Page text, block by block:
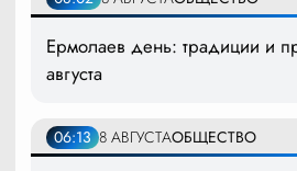
Ермолаев день: традиции и
августа
06:13 8 АВГУСТАОБЩЕСТВО